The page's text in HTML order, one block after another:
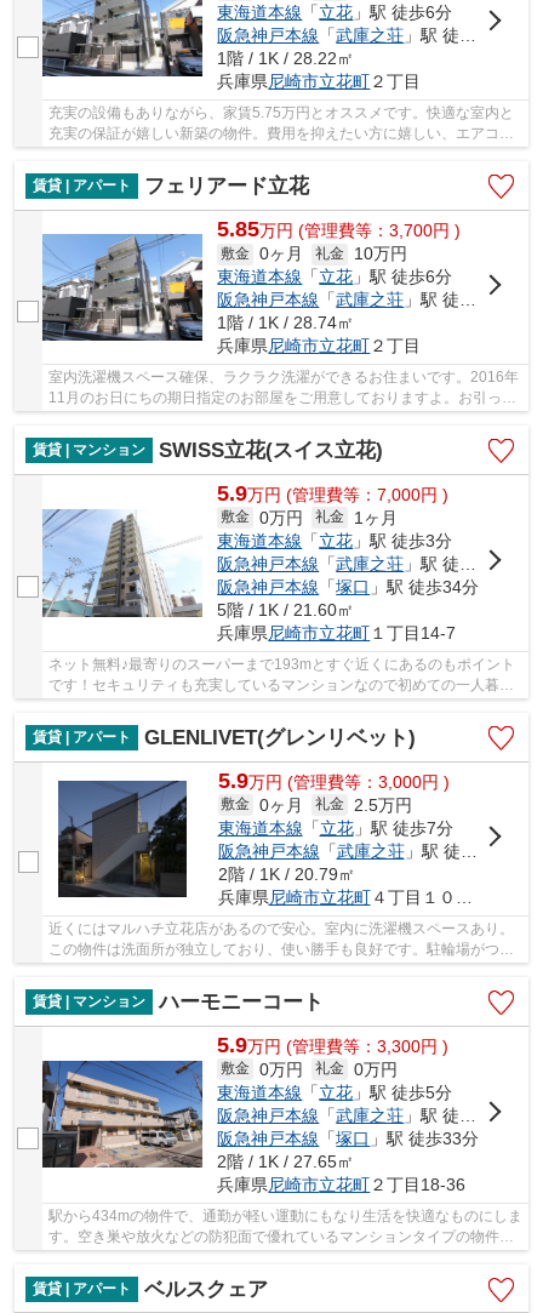
東海道本線 「立花 」駅 徒歩6分
阪急神戸本線 「武庫之荘 」駅 徒歩21分
1階 / 1K / 28.22㎡
兵庫県尼崎市立花町２丁目
充実の設備もありながら、家賃5.75万円とオススメです。快適な室内と
充実の保証が嬉しい新築の物件。費用を抑えたい方に嬉しい、エアコン
賃貸 | アパート
フェリアード立花
5.85万円 (管理費等：3,700円 )
敷金 0ヶ月 礼金
10万円
東海道本線 「立花 」駅 徒歩6分
阪急神戸本線 「武庫之荘 」駅 徒歩21分
1階 / 1K / 28.74㎡
兵庫県尼崎市立花町２丁目
室内洗濯機スペース確保、ラクラク洗濯ができるお住まいです。2016年
11月のお日にちの期日指定のお部屋をご用意しておりますよ。お引っ越
賃貸 | マンション
SWISS立花(スイス立花)
5.9万円 (管理費等：7,000円 )
敷金 0万円 礼金
1ヶ月
東海道本線 「立花 」駅 徒歩3分
阪急神戸本線 「武庫之荘 」駅 徒歩24分
阪急神戸本線 「塚口 」駅 徒歩34分
5階 / 1K / 21.60㎡
兵庫県尼崎市立花町 １丁目14-7
ネット無料♪最寄りのスーパーまで193mとすぐ近くにあるのもポイント
です！セキュリティも充実しているマンションなので初めての一人暮ら
賃貸 | アパート
GLENLIVET(グレンリベット)
5.9万円 (管理費等：3,000円 )
敷金 0ヶ月 礼金
2.5万円
東海道本線 「立花」駅 徒歩7分
阪急神戸本線 「武庫之荘」駅 徒歩19分
2階 / 1K / 20.79㎡
兵庫県尼崎市立花町４丁目１０－２７
近くにはマルハチ立花店があるので安心。室内に洗濯機スペースあり。
この物件は洗面所が独立しており、使い勝手も良好です。駐輪場がつい
ているので、自転車持ちの方にもオススメです...
賃貸 | マンション
ハーモニーコート
5.9万円 (管理費等：3,300円 )
敷金 0万円 礼金 0万円
東海道本線 「立花 」駅 徒歩5分
阪急神戸本線 「武庫之荘 」駅 徒歩24分
阪急神戸本線 「塚口 」駅 徒歩33分
2階 / 1K / 27.65㎡
兵庫県尼崎市立花町２丁目18-36
駅から434mの物件で、通勤が軽い運動にもなり生活を快適なものにしま
す。空き巣や放火などの防犯面で優れているマンションタイプの物件で
す。ダニなども気にならないフローリングの快...
賃貸 | アパート
ベルスクェア